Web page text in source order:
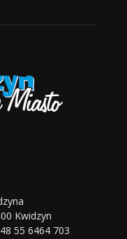
Kwidzyn
55 6464 703